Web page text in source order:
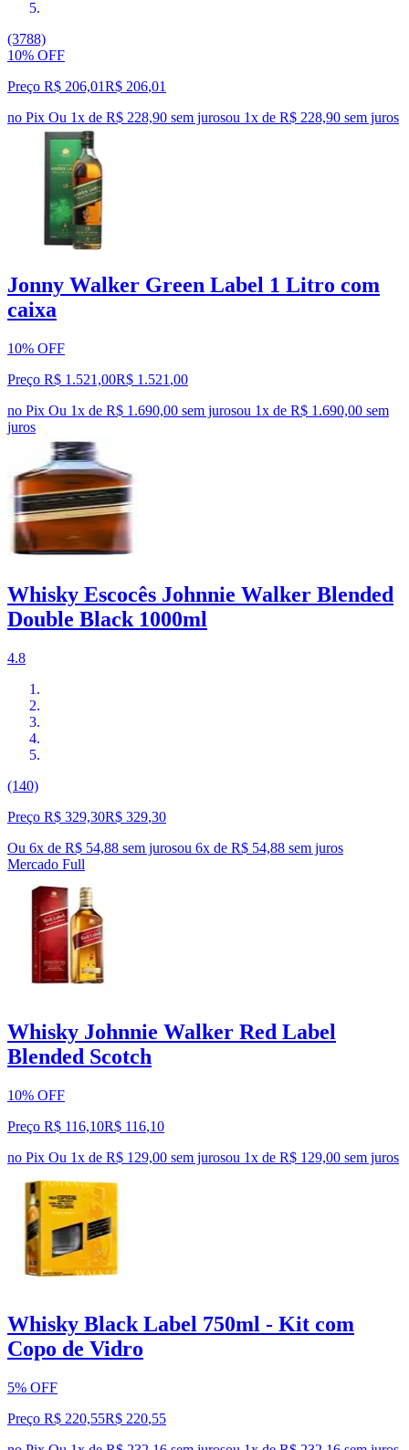
(3788)
10% OFF
Preço R$ 206,01R$ 206,01
no Pix Ou 1x de R$ 228,90 sem jurosou 1x de R$ 228,90 sem juros
Jonny Walker Green Label 1 Litro com
caixa
10% OFF
Preço R$ 1.521,00R$ 1.521 ,00
no Pix Ou 1x de R$ 1.690,00 sem jurosou 1x de R$ 1.690,00 sem
juros
Whisky Escocês Johnnie Walker Blended
Double Black 1000ml
4.8
(140)
Preço R$ 329,30R$ 329,30
Ou 6x de R$ 54,88 sem jurosou 6x de R$ 54,88 sem juros
Mercado Full
Whisky Johnnie Walker Red Label
Blended Scotch
10% OFF
Preço R$ 116,10R$ 116,10
no Pix Ou 1x de R$ 129,00 sem jurosou 1x de R$ 129,00 sem juros
Whisky Black Label 750ml - Kit com
Copo de Vidro
5% OFF
Preço R$ 220,55R$ 220,55